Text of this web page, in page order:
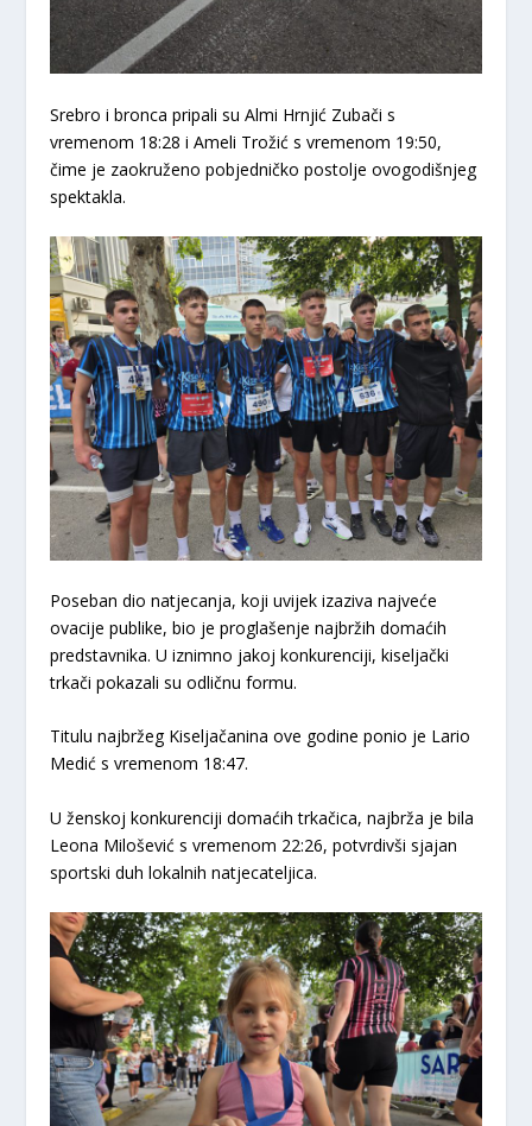
​Srebro i bronca pripali suAlmi Hrnjić Zubači s
vremenom 18:28 iAmeli Trožić s vremenom 19:50,
čime je zaokruženo pobjedničko postolje ovogodišnjeg
spektakla.
Poseban dio natjecanja, koji uvijek izaziva najveće
ovacije publike, bio je proglašenje najbržih domaćih
predstavnika. U iznimno jakoj konkurenciji, kiseljački
trkači pokazali su odličnu formu.
Titulu najbržeg Kiseljačanina ove godine ponio je Lario
Medić s vremenom 18:47.
U ženskoj konkurenciji domaćih trkačica, najbrža je bila
Leona Milošević s vremenom 22:26, potvrdivši sjajan
sportski duh lokalnih natjecateljica.